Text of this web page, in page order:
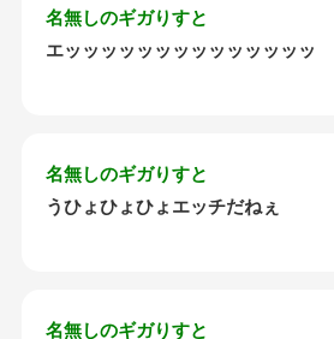
名無しのギガりすと
エッッッッッッッッッッッッッッ
名無しのギガりすと
うひょひょひょエッチだねぇ
名無しのギガりすと